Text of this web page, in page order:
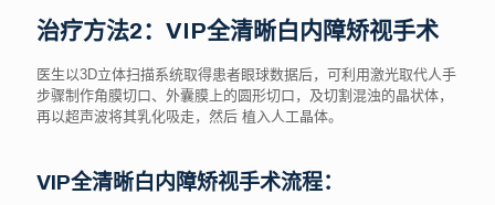
治疗方法2：VIP全清晰白内障矫视手术
医生以3D立体扫描系统取得患者眼球数据后，可利用激光取代人手
步骤制作角膜切口、外囊膜上的圆形切口，及切割混浊的晶状体，
再以超声波将其乳化吸走，然后 植入人工晶体。
VIP全清晰白内障矫视手术流程：